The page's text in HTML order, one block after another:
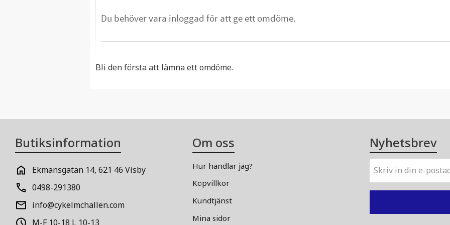
Bli den första att lämna ett omdöme.
Butiksinformation
Ekmansgatan 14, 621 46 Visby
0498-291380
info@cykelmchallen.com
M-F 10-18 L 10-13
Om oss
Hur handlar jag?
Köpvillkor
Kundtjänst
Mina sidor
Nyhetsbrev